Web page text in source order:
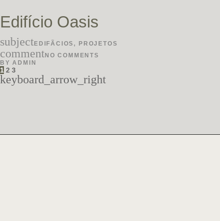
Edifício Oasis
subject EDIFÃ­CIOS , PROJETOS
comment NO COMMENTS
BYADMIN
1 2 3
keyboard_arrow_right